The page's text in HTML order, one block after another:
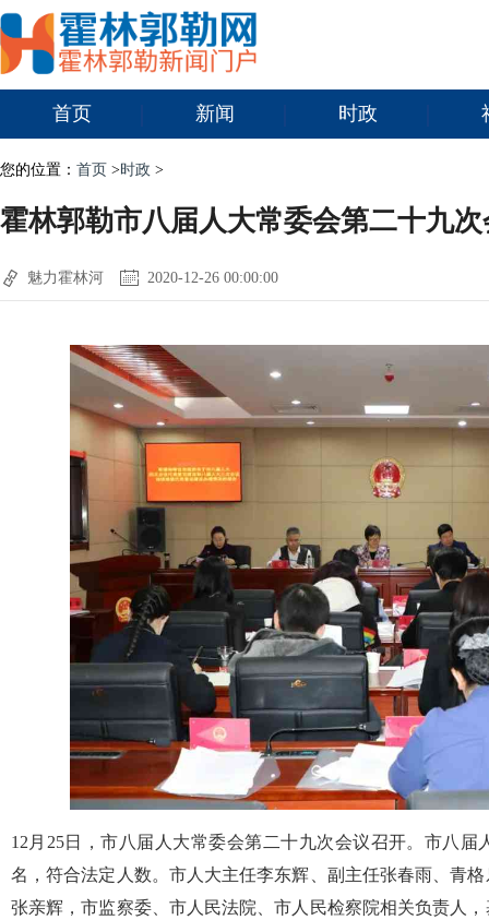
首页 新闻 时政
您的位置： 首页 >时政 >
霍林郭勒市八届人大常委会第二十九
魅力霍林河 2020-12-26 00:00:00
12月25日，市八届人大常委会第二十九次会议召开。市八届
名，符合法定人数。市人大主任李东辉、副主任张春雨、青
张亲辉，市监察委、市人民法院、市人民检察院相关负责人